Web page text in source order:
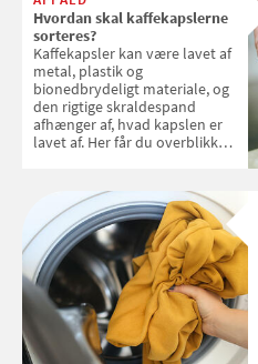
Hvordan skal kaffekapslerne
sorteres?
Kaffekapsler kan være lavet af
metal, plastik og
bionedbrydeligt materiale, og
den rigtige skraldespand
afhænger af, hvad kapslen er
lavet af. Her får du overblikket